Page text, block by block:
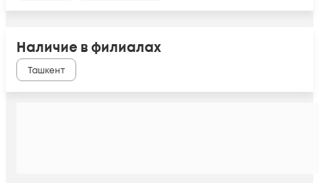
Наличие в филиалах
Ташкент